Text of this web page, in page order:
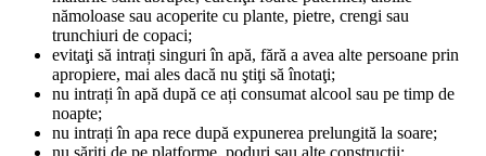
nămoloase sau acoperite cu plante, pietre, crengi sau
trunchiuri de copaci;
evitaţi să intrați singuri în apă, fără a avea alte persoane prin
apropiere, mai ales dacă nu ştiţi să înotaţi;
nu intrați în apă după ce ați consumat alcool sau pe timp de
noapte;
nu intrați în apa rece după expunerea prelungită la soare;
nu săriți de pe platforme, poduri sau alte construcţii;